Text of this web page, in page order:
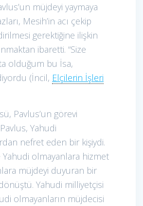
müjdeyi yaymaya
Mesih’in acı çekip
gerektiğine ilişkin
ibaretti. “Size
olduğum bu İsa,
(İncil, Elçilerin İşleri
Pavlus’un görevi
Yahudi
nefret eden bir kişiydi.
Yahudi olmayanlara hizmet
müjdeyi duyuran bir
Yahudi milliyetçisi
olmayanların müjdecisi